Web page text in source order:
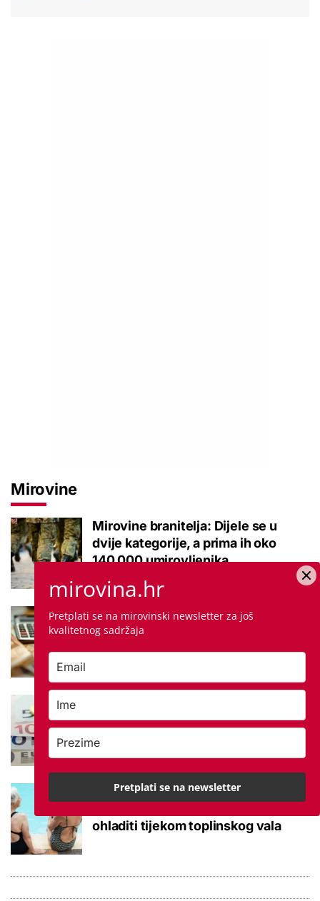
Mirovine
Mirovine branitelja: Dijele se u
dvije kategorije, a prima ih oko
140.000 umirovljenika
Što je MIREX i kako se računa?
Važna brojka za kategoriju štednje
u drugom stupu
stupu: Srpanjski prinosi većine
fondova otišli u minus
Kupanje u ovom gradu i sutra
ohladiti tijekom toplinskog vala
mirovina.hr
Pretplati se na mirovinski newsletter za još
kvalitetnog sadržaja
Pretplati se na newsletter